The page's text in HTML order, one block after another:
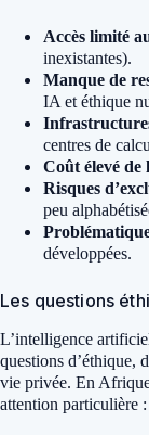
Accès limité
inexistantes).
Manque de
IA et éthique
centres de
Coût élevé
Risques
peu
développées.
Les questions
L’intelligence
questions d’éthique,
vie privée. En
attention particulière :